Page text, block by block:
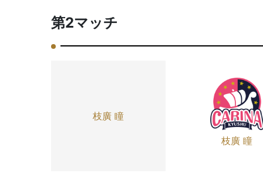
第2マッチ
枝廣 瞳
枝廣 瞳